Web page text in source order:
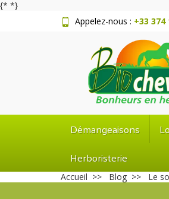
{* *}
Appelez-nous : +33 374
Démangeaisons
Herboristerie
Accueil Blog Le